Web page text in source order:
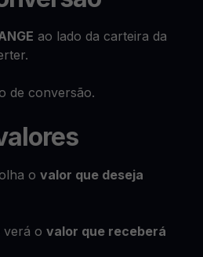
ao lado da carteira da
de conversão.
o valor que deseja
verá o valor que receberá